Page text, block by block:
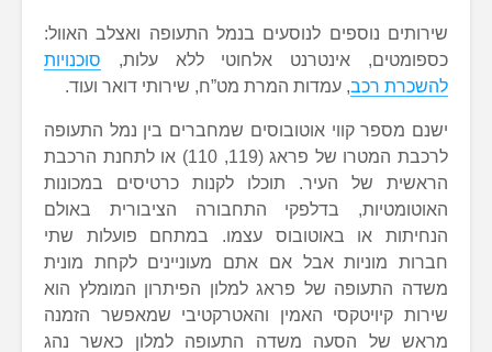
שירותים נוספים לנוסעים בנמל התעופה ואצלב האוול:
כספומטים, אינטרנט אלחוטי ללא עלות, סוכנויות
להשכרת רכב, עמדות המרת מט”ח, שירותי דואר ועוד.
ישנם מספר קווי אוטובוסים שמחברים בין נמל התעופה
לרכבת המטרו של פראג (119, 110) או לתחנת הרכבת
הראשית של העיר. תוכלו לקנות כרטיסים במכונות
האוטומטיות, בדלפקי התחבורה הציבורית באולם
הנחיתות או באוטובוס עצמו. במתחם פועלות שתי
חברות מוניות אבל אם אתם מעוניינים לקחת מונית
משדה התעופה של פראג למלון הפיתרון המומלץ הוא
שירות קיויטקסי האמין והאטרקטיבי שמאפשר הזמנה
מראש של הסעה משדה התעופה למלון כאשר נהג